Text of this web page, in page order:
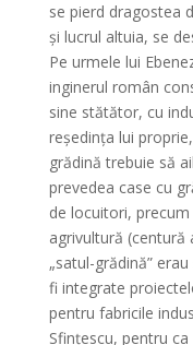
se pierd dragostea
și lucrul altuia, se
Pe urmele lui
inginerul român
sine stătător, cu
reședința lui
grădină trebuie să
prevedea case cu
de locuitori,
agrivultură (centură
„satul-grădină”
fi integrate
pentru fabricile
Sfințescu, pentru